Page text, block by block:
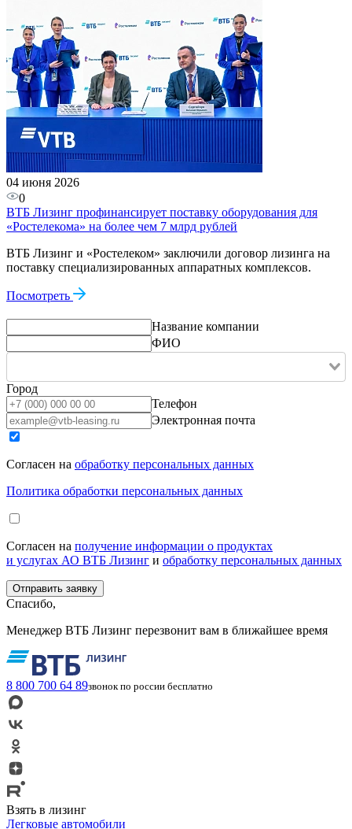
04 июня 2026
0
ВТБ Лизинг профинансирует поставку оборудования для
«Ростелекома» на более чем 7 млрд рублей
ВТБ Лизинг и «Ростелеком» заключили договор лизинга на
поставку специализированных аппаратных комплексов.
Посмотреть
Название компании
ФИО
Город
Телефон
Электронная почта
Согласен на обработку персональных данных
Политика обработки персональных данных
Согласен на получение информации о продуктах
и услугах АО ВТБ Лизинг и обработку персональных данных
Спасибо,
Менеджер ВТБ Лизинг перезвонит вам в ближайшее время
8 800 700 64 89звонок по россии бесплатно
Взять в лизинг
Легковые автомобили